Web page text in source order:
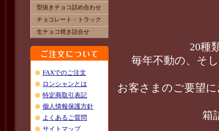
20種
毎年不動の、そ
お客さまのご要望
箱